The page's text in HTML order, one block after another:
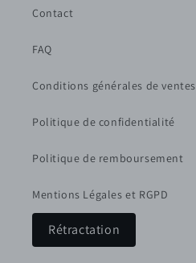
Contact
FAQ
Conditions générales de ventes
Politique de confidentialité
Politique de remboursement
Mentions Légales et RGPD
Rétractation